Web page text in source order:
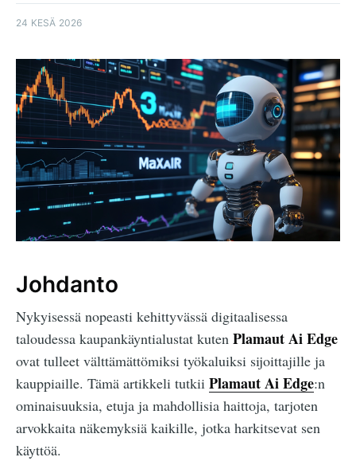
24 KESÄ 2026
Johdanto
Nykyisessä nopeasti kehittyvässä digitaalisessa
taloudessa kaupankäyntialustat kuten Plamaut Ai Edge
ovat tulleet välttämättömiksi työkaluiksi sijoittajille ja
kauppiaille. Tämä artikkeli tutkii Plamaut Ai Edge:n
ominaisuuksia, etuja ja mahdollisia haittoja, tarjoten
arvokkaita näkemyksiä kaikille, jotka harkitsevat sen
käyttöä.